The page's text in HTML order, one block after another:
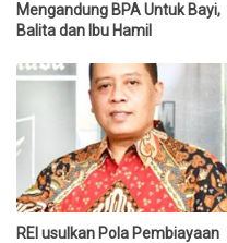
Mengandung BPA Untuk Bayi,
Balita dan Ibu Hamil
REI usulkan Pola Pembiayaan